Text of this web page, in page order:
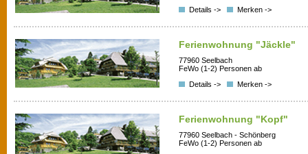
Details ->
Merken ->
Ferienwohnung "Jäckle"
77960 Seelbach
FeWo (1-2) Personen ab
Details ->
Merken ->
Ferienwohnung "Kopf"
77960 Seelbach - Schönberg
FeWo (1-2) Personen ab